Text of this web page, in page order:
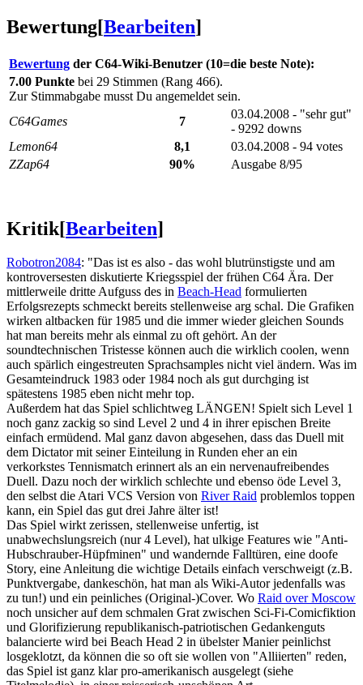
Bewertung[Bearbeiten]
Bewertung der C64-Wiki-Benutzer (10=die beste Note):
7.00 Punkte bei 29 Stimmen (Rang 466).
Zur Stimmabgabe musst Du angemeldet sein.
C64Games
7
03.04.2008 - "sehr gut"
- 9292 downs
Lemon64
8,1
03.04.2008 - 94 votes
ZZap64
90% Ausgabe 8/95
Kritik[Bearbeiten]
Robotron2084: "Das ist es also - das wohl blutrünstigste und am
kontroversesten diskutierte Kriegsspiel der frühen C64 Ära. Der
mittlerweile dritte Aufguss des in Beach-Head formulierten
Erfolgsrezepts schmeckt bereits stellenweise arg schal. Die Grafiken
wirken altbacken für 1985 und die immer wieder gleichen Sounds
hat man bereits mehr als einmal zu oft gehört. An der
soundtechnischen Tristesse können auch die wirklich coolen, wenn
auch spärlich eingestreuten Sprachsamples nicht viel ändern. Was im
Gesamteindruck 1983 oder 1984 noch als gut durchging ist
spätestens 1985 eben nicht mehr top.
Außerdem hat das Spiel schlichtweg LÄNGEN! Spielt sich Level 1
noch ganz zackig so sind Level 2 und 4 in ihrer epischen Breite
einfach ermüdend. Mal ganz davon abgesehen, dass das Duell mit
dem Dictator mit seiner Einteilung in Runden eher an ein
verkorkstes Tennismatch erinnert als an ein nervenaufreibendes
Duell. Dazu noch der wirklich schlechte und ebenso öde Level 3,
den selbst die Atari VCS Version von River Raid problemlos toppen
kann, ein Spiel das gut drei Jahre älter ist!
Das Spiel wirkt zerissen, stellenweise unfertig, ist
unabwechslungsreich (nur 4 Level), hat ulkige Features wie "Anti-
Hubschrauber-Hüpfminen" und wandernde Falltüren, eine doofe
Story, eine Anleitung die wichtige Details einfach verschweigt (z.B.
Punktvergabe, dankeschön, hat man als Wiki-Autor jedenfalls was
zu tun!) und ein peinliches (Original-)Cover. Wo Raid over Moscow
noch unsicher auf dem schmalen Grat zwischen Sci-Fi-Comicfiktion
und Glorifizierung republikanisch-patriotischen Gedankenguts
balancierte wird bei Beach Head 2 in übelster Manier peinlichst
losgeklotzt, da können die so oft sie wollen von "Alliierten" reden,
das Spiel ist ganz klar pro-amerikanisch ausgelegt (siehe